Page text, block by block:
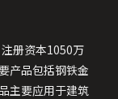
册资本1050万
产品包括钢铁金
主要应用于建筑